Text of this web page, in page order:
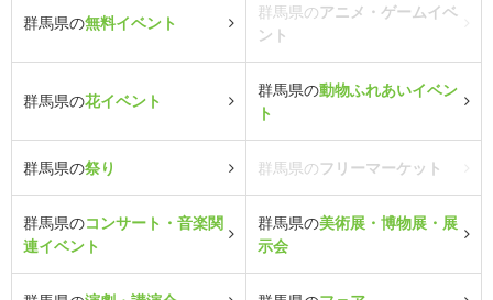
群馬県の無料イベント
群馬県のアニメ・ゲームイベ
ント
群馬県の花イベント
群馬県の動物ふれあいイベン
ト
群馬県の祭り 群馬県のフリーマーケット
群馬県のコンサート・音楽関
連イベント
群馬県の美術展・博物展・展
示会